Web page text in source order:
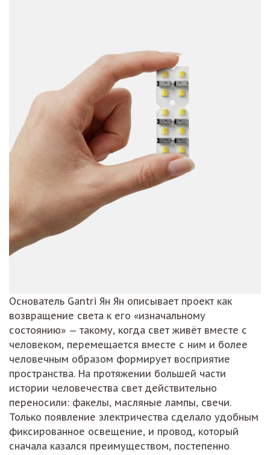
Основатель Gantri Ян Ян описывает проект как
возвращение света к его «изначальному
состоянию» — такому, когда свет живёт вместе с
человеком, перемещается вместе с ним и более
человечным образом формирует восприятие
пространства. На протяжении большей части
истории человечества свет действительно
переносили: факелы, масляные лампы, свечи.
Только появление электричества сделало удобным
фиксированное освещение, и провод, который
сначала казался преимуществом, постепенно